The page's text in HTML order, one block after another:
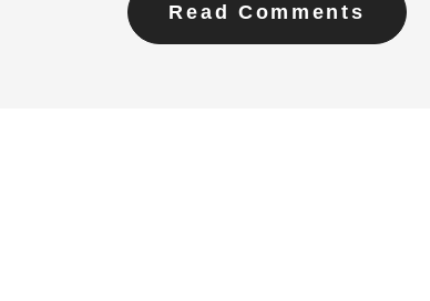
Read Comments